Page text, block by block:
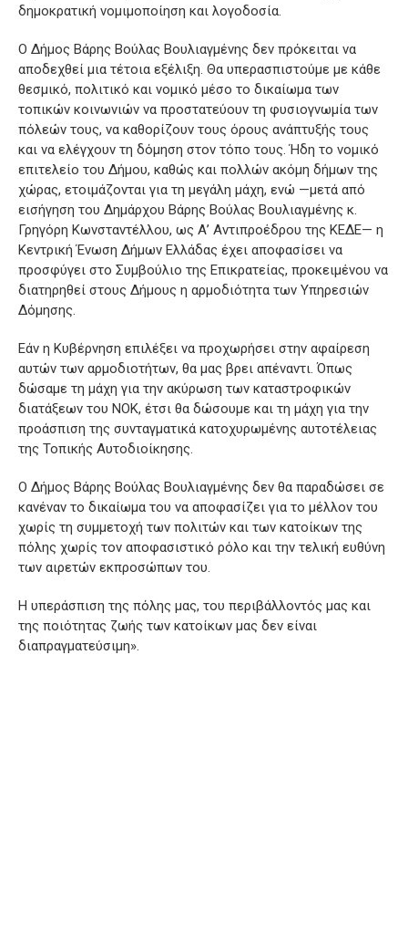
δημοκρατική νομιμοποίηση και λογοδοσία.
Ο Δήμος Βάρης Βούλας Βουλιαγμένης δεν πρόκειται να
αποδεχθεί μια τέτοια εξέλιξη. Θα υπερασπιστούμε με κάθε
θεσμικό, πολιτικό και νομικό μέσο το δικαίωμα των
τοπικών κοινωνιών να προστατεύουν τη φυσιογνωμία των
πόλεών τους, να καθορίζουν τους όρους ανάπτυξής τους
και να ελέγχουν τη δόμηση στον τόπο τους. Ήδη το νομικό
επιτελείο του Δήμου, καθώς και πολλών ακόμη δήμων της
χώρας, ετοιμάζονται για τη μεγάλη μάχη, ενώ —μετά από
εισήγηση του Δημάρχου Βάρης Βούλας Βουλιαγμένης κ.
Γρηγόρη Κωνσταντέλλου, ως Α’ Αντιπροέδρου της ΚΕΔΕ— η
Κεντρική Ένωση Δήμων Ελλάδας έχει αποφασίσει να
προσφύγει στο Συμβούλιο της Επικρατείας, προκειμένου να
διατηρηθεί στους Δήμους η αρμοδιότητα των Υπηρεσιών
Δόμησης.
Εάν η Κυβέρνηση επιλέξει να προχωρήσει στην αφαίρεση
αυτών των αρμοδιοτήτων, θα μας βρει απέναντι. Όπως
δώσαμε τη μάχη για την ακύρωση των καταστροφικών
διατάξεων του ΝΟΚ, έτσι θα δώσουμε και τη μάχη για την
προάσπιση της συνταγματικά κατοχυρωμένης αυτοτέλειας
της Τοπικής Αυτοδιοίκησης.
Ο Δήμος Βάρης Βούλας Βουλιαγμένης δεν θα παραδώσει σε
κανέναν το δικαίωμα του να αποφασίζει για το μέλλον του
χωρίς τη συμμετοχή των πολιτών και των κατοίκων της
πόλης χωρίς τον αποφασιστικό ρόλο και την τελική ευθύνη
των αιρετών εκπροσώπων του.
Η υπεράσπιση της πόλης μας, του περιβάλλοντός μας και
της ποιότητας ζωής των κατοίκων μας δεν είναι
διαπραγματεύσιμη».